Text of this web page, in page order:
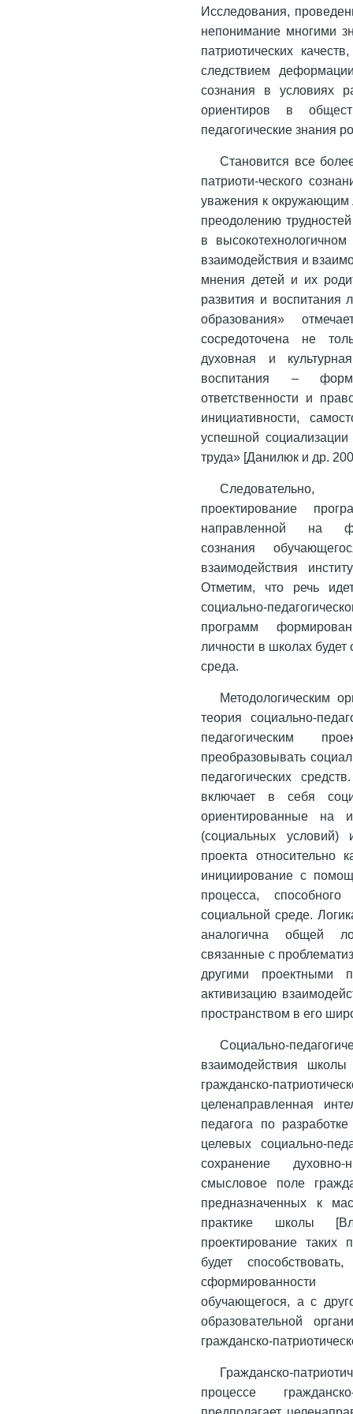
Исследования,
непонимание многими
патриотических
следствием деформации
сознания в условиях
ориентиров в
педагогические знания
Становится все
патриоти-ческого
уважения к окружающим
преодолению
в
взаимодействия и
мнения детей и их
развития и воспитания
образования»
сосредоточена не
духовная и
воспитания –
ответственности и
инициативности,
успешной
труда» [Данилюк и др.
Следовательно,
проектирование
направленной на
сознания
взаимодействия
Отметим, что речь
социально-
программ
личности в школах
среда.
Методологическим
теория социально-
педагогическим
преобразовывать
педагогических
включает в себя
ориентированные на
(социальных условий)
проекта относительно
инициирование с
процесса,
социальной среде.
аналогична общей
связанные с
другими проектными
активизацию
пространством в его
Социально-
взаимодействия
гражданско-
целенаправленная
педагога по
целевых социально-
сохранение
смысловое поле
предназначенных к
практике школы
проектирование
будет
сформированности
обучающегося, а с
образовательной
гражданско-
Гражданско-
процессе